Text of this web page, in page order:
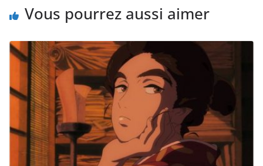
Vous pourrez aussi aimer